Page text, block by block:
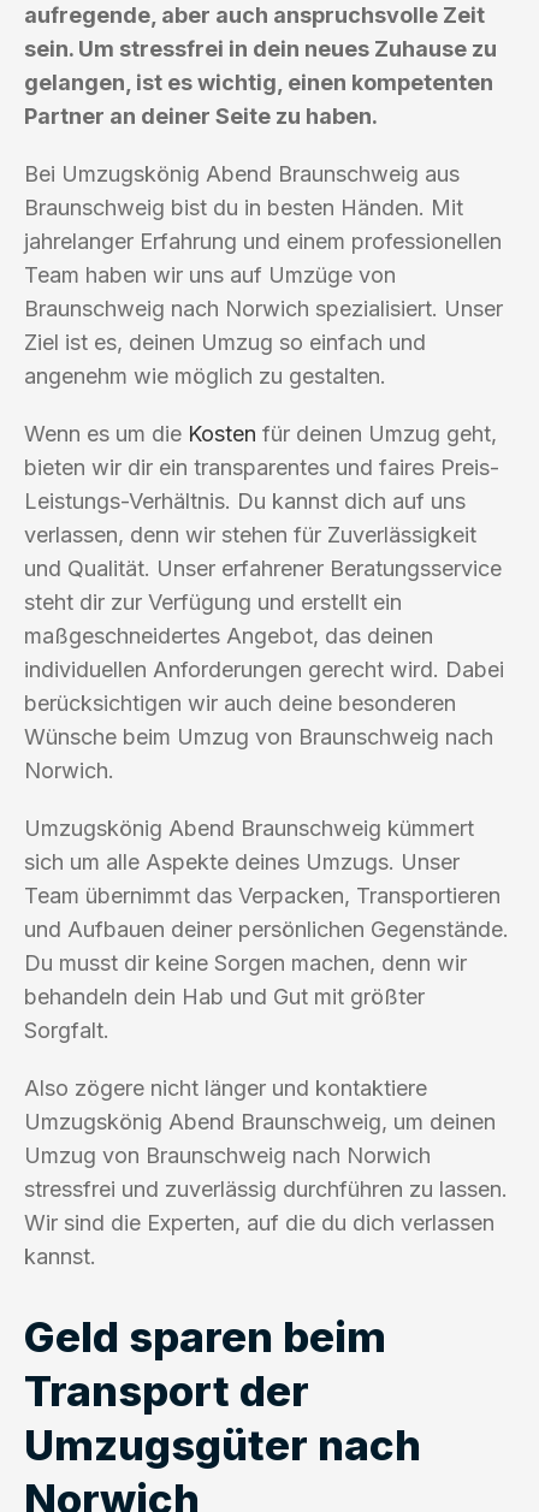
aufregende, aber auch anspruchsvolle Zeit
sein. Um stressfrei in dein neues Zuhause zu
gelangen, ist es wichtig, einen kompetenten
Partner an deiner Seite zu haben.
Bei Umzugskönig Abend Braunschweig aus
Braunschweig bist du in besten Händen. Mit
jahrelanger Erfahrung und einem professionellen
Team haben wir uns auf Umzüge von
Braunschweig nach Norwich spezialisiert. Unser
Ziel ist es, deinen Umzug so einfach und
angenehm wie möglich zu gestalten.
Wenn es um die Kosten für deinen Umzug geht,
bieten wir dir ein transparentes und faires Preis-
Leistungs-Verhältnis. Du kannst dich auf uns
verlassen, denn wir stehen für Zuverlässigkeit
und Qualität. Unser erfahrener Beratungsservice
steht dir zur Verfügung und erstellt ein
maßgeschneidertes Angebot, das deinen
individuellen Anforderungen gerecht wird. Dabei
berücksichtigen wir auch deine besonderen
Wünsche beim Umzug von Braunschweig nach
Norwich.
Umzugskönig Abend Braunschweig kümmert
sich um alle Aspekte deines Umzugs. Unser
Team übernimmt das Verpacken, Transportieren
und Aufbauen deiner persönlichen Gegenstände.
Du musst dir keine Sorgen machen, denn wir
behandeln dein Hab und Gut mit größter
Sorgfalt.
Also zögere nicht länger und kontaktiere
Umzugskönig Abend Braunschweig, um deinen
Umzug von Braunschweig nach Norwich
stressfrei und zuverlässig durchführen zu lassen.
Wir sind die Experten, auf die du dich verlassen
kannst.
Geld sparen beim
Transport der
Umzugsgüter nach
Norwich